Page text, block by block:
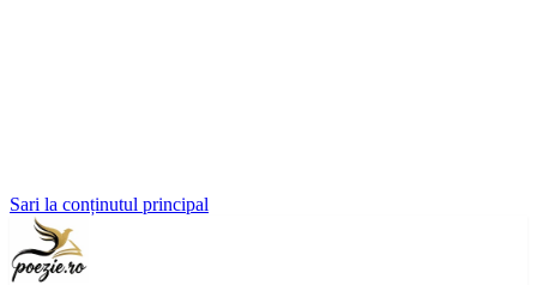
Sari la conținutul principal